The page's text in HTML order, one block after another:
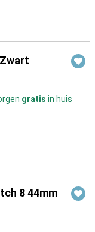
gratis in huis
8 44mm